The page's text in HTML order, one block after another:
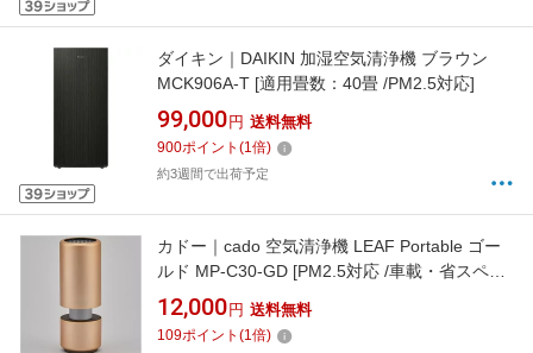
ダイキン｜DAIKIN 加湿空気清浄機 ブラウン
MCK906A-T [適用畳数：40畳 /PM2.5対応]
99,000 円 送料無料
900ポイント (1倍)
約3週間で出荷予定
カドー｜cado 空気清浄機 LEAF Portable ゴー
ルド MP-C30-GD [PM2.5対応 /車載・省スペー
ス用]【newlife_campaign_f】
12,000 円 送料無料
109ポイント (1倍)